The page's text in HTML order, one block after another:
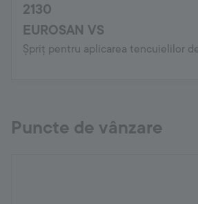
2130
EUROSAN VS
Șpriț pentru aplicarea tencuielilor
Puncte de vânzare